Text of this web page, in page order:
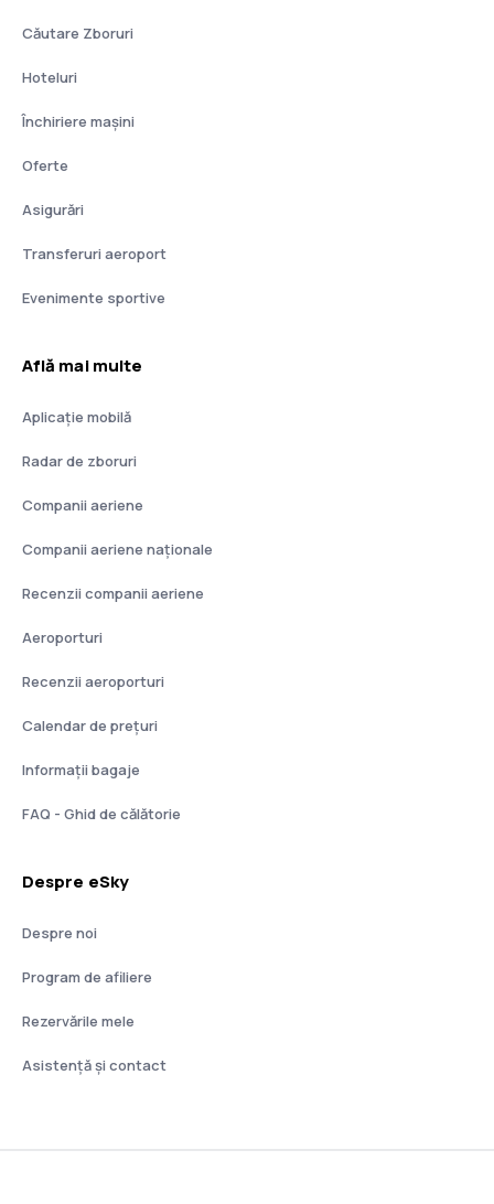
Căutare Zboruri
Hoteluri
Închiriere mașini
Oferte
Asigurări
Transferuri aeroport
Evenimente sportive
Află mai multe
Aplicație mobilă
Radar de zboruri
Companii aeriene
Companii aeriene naţionale
Recenzii companii aeriene
Aeroporturi
Recenzii aeroporturi
Calendar de prețuri
Informații bagaje
FAQ - Ghid de călătorie
Despre eSky
Despre noi
Program de afiliere
Rezervările mele
Asistenţă şi contact